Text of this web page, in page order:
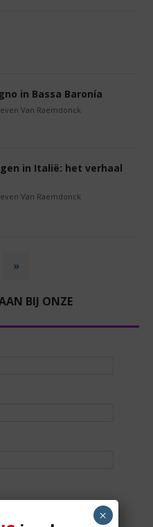
in Bassa Baronía
Van Raemdonck
in Italië: het verhaal
Van Raemdonck
»
BIJ ONZE
×